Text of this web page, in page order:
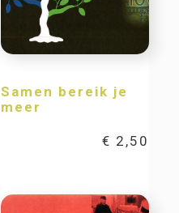
Samen bereik je
meer
€ 2,50